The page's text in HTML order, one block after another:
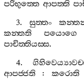
පරිභුත‍්තෙ ආපත‍්ති
3. සුත‍්තං
කන‍්තති
පයොගෙ
පාචිත‍්තියස‍්ස.
4.
ආපජ‍්ජති : කරොති